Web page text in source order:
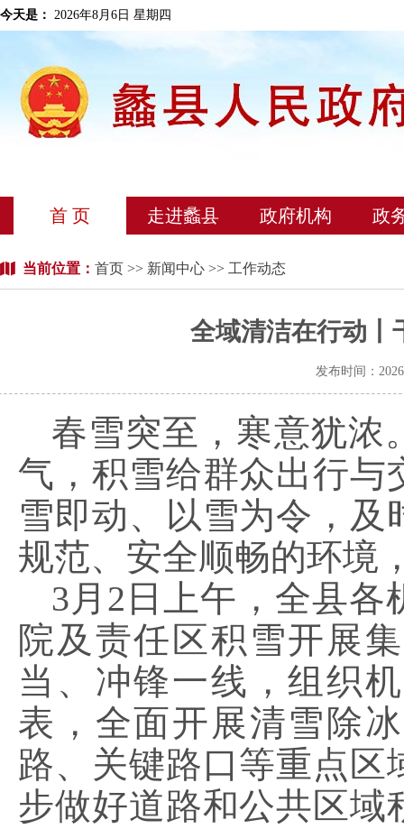
今天是： 2026年8月6日 星期四
首 页 走进蠡县 政府机构 政
当前位置： 首页 >> 新闻中心 >> 工作动态
全域清洁在行动丨
发布时间：
春雪突至，寒意犹浓
气，积雪给群众出行与
雪即动、以雪为令，
规范、安全顺畅的环境
3月2日上午，全县各
院及责任区积雪开展
当、冲锋一线，组织
表，全面开展清雪除
路、关键路口等重点
步做好道路和公共区域